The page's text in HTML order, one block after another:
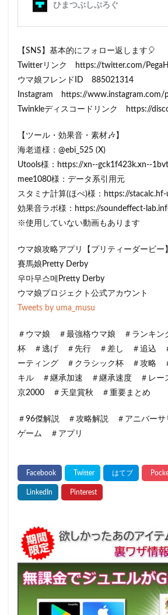
【SNS】基本的にフォロー返します🎈
Twitterリンク https://twitter.com/
ウマ娘フレンドID 885021314
Instagram https://www.instagram.com/
Twinkleディスコードリンク https://
【ツール・効果音・素材🎶】
海老道様：@ebi_525 (X)
Utools様：https://xn--gck1f423k.xn--
mee1080様：データ系引用元
スタミナ計算(ほぺ)様：https://
効果音ラボ様：https://soundeffect-
※使用していない動画もあります​​​​
ウマ娘攻略アプリ【プリティーダービー】
賽馬娘Pretty Derby
우마무스메Pretty Derby
ウマ娘プロジェクト公式アカウント
Tweets by uma_musu
＃ウマ娘 ＃最強格ウマ娘 ＃ランキン
杯 ＃逃げ ＃先行 ＃差し ＃追込 ＃
ーティング ＃クラシック杯 ＃攻略
キル ＃継承加速 ＃継承速度 ＃レー
京2000 ＃天皇賞秋 ＃重要まとめ
＃96傑解説 ＃攻略解説 ＃アニバー
ゲーム ＃アプリ